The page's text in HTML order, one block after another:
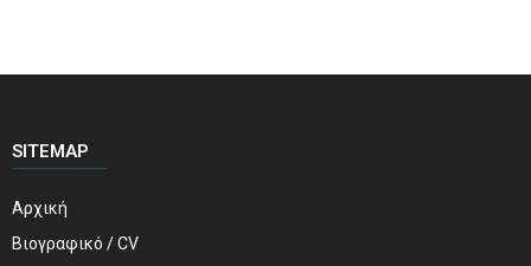
SITEMAP
Αρχική
Βιογραφικό / CV